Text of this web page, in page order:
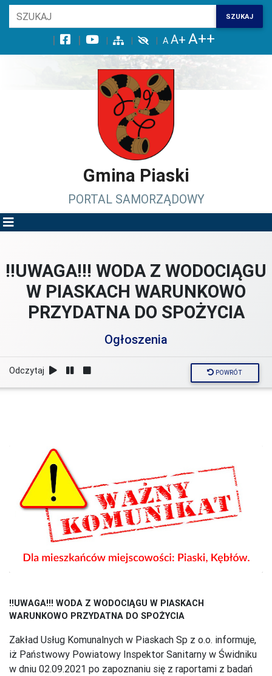
Wróć na początek strony
Przejdź do treści głównej
Przejdź do stopki
Przejdź do menu górnego
Przejdź do mapy serwisu
SZUKAJ
Gmina Piaski
PORTAL SAMORZĄDOWY
!!UWAGA!!! WODA Z WODOCIĄGU
W PIASKACH WARUNKOWO
PRZYDATNA DO SPOŻYCIA
Ogłoszenia
Odczytaj POWRÓT
!!UWAGA!!! WODA Z WODOCIĄGU W PIASKACH
WARUNKOWO PRZYDATNA DO SPOŻYCIA
Zakład Usług Komunalnych w Piaskach Sp z o.o. informuje,
iż Państwowy Powiatowy Inspektor Sanitarny w Świdniku
w dniu 02.09.2021 po zapoznaniu się z raportami z badań